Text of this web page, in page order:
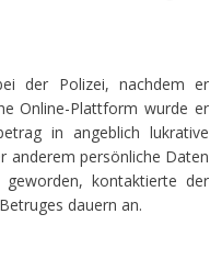
der Polizei, nachdem er
Online-Plattform wurde er
in angeblich lukrative
anderem persönliche Daten
kontaktierte der
dauern an.